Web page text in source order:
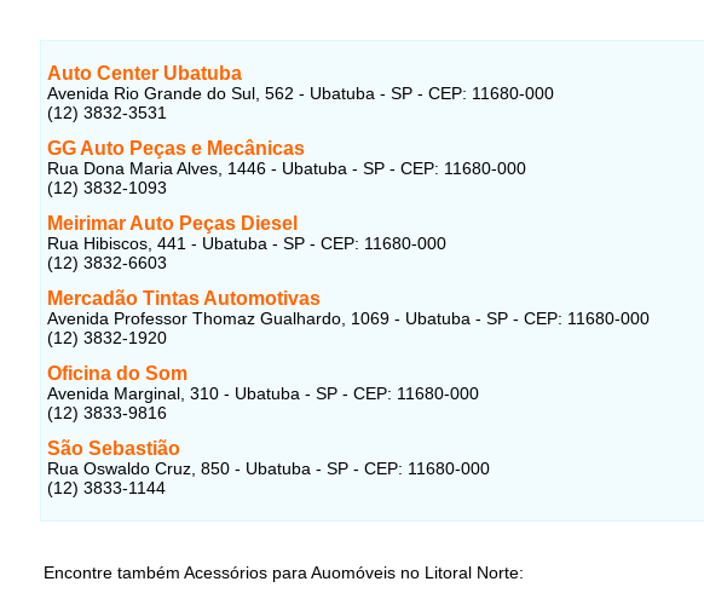
Auto Center Ubatuba
Avenida Rio Grande do Sul, 562 - Ubatuba - SP - CEP: 11680-000
(12) 3832-3531
GG Auto Peças e Mecânicas
Rua Dona Maria Alves, 1446 - Ubatuba - SP - CEP: 11680-000
(12) 3832-1093
Meirimar Auto Peças Diesel
Rua Hibiscos, 441 - Ubatuba - SP - CEP: 11680-000
(12) 3832-6603
Mercadão Tintas Automotivas
Avenida Professor Thomaz Gualhardo, 1069 - Ubatuba - SP - CEP: 11680-000
(12) 3832-1920
Oficina do Som
Avenida Marginal, 310 - Ubatuba - SP - CEP: 11680-000
(12) 3833-9816
São Sebastião
Rua Oswaldo Cruz, 850 - Ubatuba - SP - CEP: 11680-000
(12) 3833-1144
Encontre também Acessórios para Auomóveis no Litoral Norte: